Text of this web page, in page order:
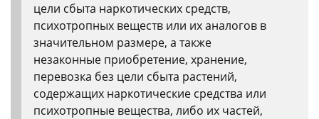
цели сбыта наркотических средств,
психотропных веществ или их аналогов в
значительном размере, а также
незаконные приобретение, хранение,
перевозка без цели сбыта растений,
содержащих наркотические средства или
психотропные вещества, либо их частей,